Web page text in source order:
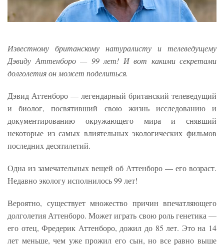
Известному британскому натуралисту и телеведущему
Дэвиду Аттенборо — 99 лет! И вот какими секретами
долголетия он может поделиться.
Дэвид Аттенборо — легендарный британский телеведущий
и биолог, посвятивший свою жизнь исследованию и
документированию окружающего мира и снявший
некоторые из самых влиятельных экологических фильмов
последних десятилетий.
Одна из замечательных вещей об Аттенборо — его возраст.
Недавно экологу исполнилось 99 лет!
Вероятно, существует множество причин впечатляющего
долголетия Аттенборо. Может играть свою роль генетика —
его отец, Фредерик Аттенборо, дожил до 85 лет. Это на 14
лет меньше, чем уже прожил его сын, но все равно выше